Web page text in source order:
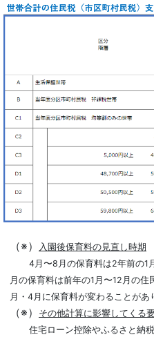
（※）
入園後保育料の見直し時期
4月〜8月の保育料は2年前の1
月の保育料は前年の1月〜12月の
月・4月に保育料が変わることがあ
（※）
その他計算に影響してくる
住宅ローン控除やふるさと納